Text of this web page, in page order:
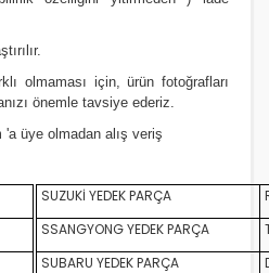
olmaması için, ürün fotoğrafları
önemle tavsiye ederiz.
'a üye olmadan alış veriş
SUZUKİ YEDEK PARÇA
SSANGYONG YEDEK PARÇA
SUBARU YEDEK PARÇA